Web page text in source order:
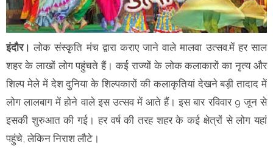
इंदौर। लोक संस्कृति मंच द्वारा कराए जाने वाले मालवा उत्सव.में हर साल
शहर के लाखों लोग पहुंचते हैं। कई राज्यों के लोक कलाकारों का नृत्य और
शिल्प मेले में देश दुनिया के शिल्पकारों की कलाकृतियां देखने बड़ी तादाद में
लोग लालबाग में होने वाले इस उत्सव में आते हैं। इस बार रविवार 9 जून से
इसकी शुरुआत की गई। हर वर्ष की तरह शहर के कई क्षेत्रों से लोग यहां
पहुंचे, लेकिन निराश लौटे।